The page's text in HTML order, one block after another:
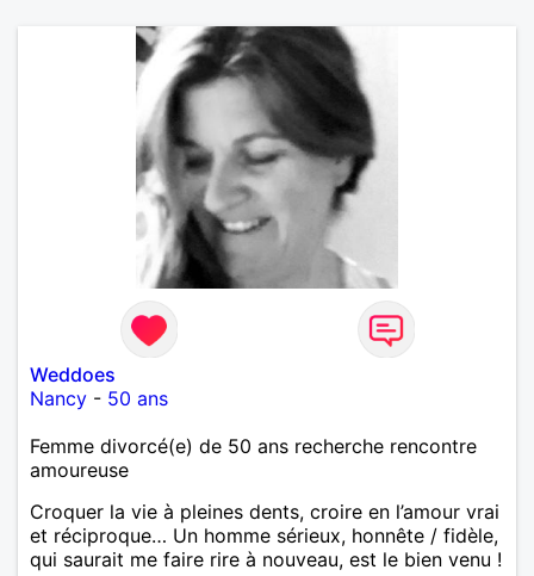
Weddoes
Nancy - 50 ans
Femme divorcé(e) de 50 ans recherche rencontre
amoureuse
Croquer la vie à pleines dents, croire en l’amour vrai
et réciproque… Un homme sérieux, honnête / fidèle,
qui saurait me faire rire à nouveau, est le bien venu !